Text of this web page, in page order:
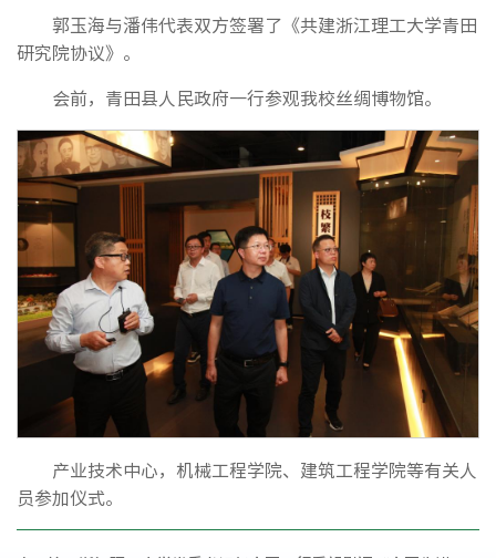
郭玉海与潘伟代表双方签署了《共建浙江理工大学青田
研究院协议》。
会前，青田县人民政府一行参观我校丝绸博物馆。
产业技术中心，机械工程学院、建筑工程学院等有关人
员参加仪式。